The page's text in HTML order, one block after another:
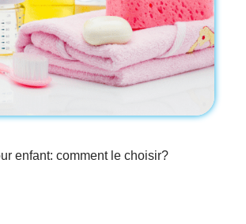
enfant: comment le choisir?